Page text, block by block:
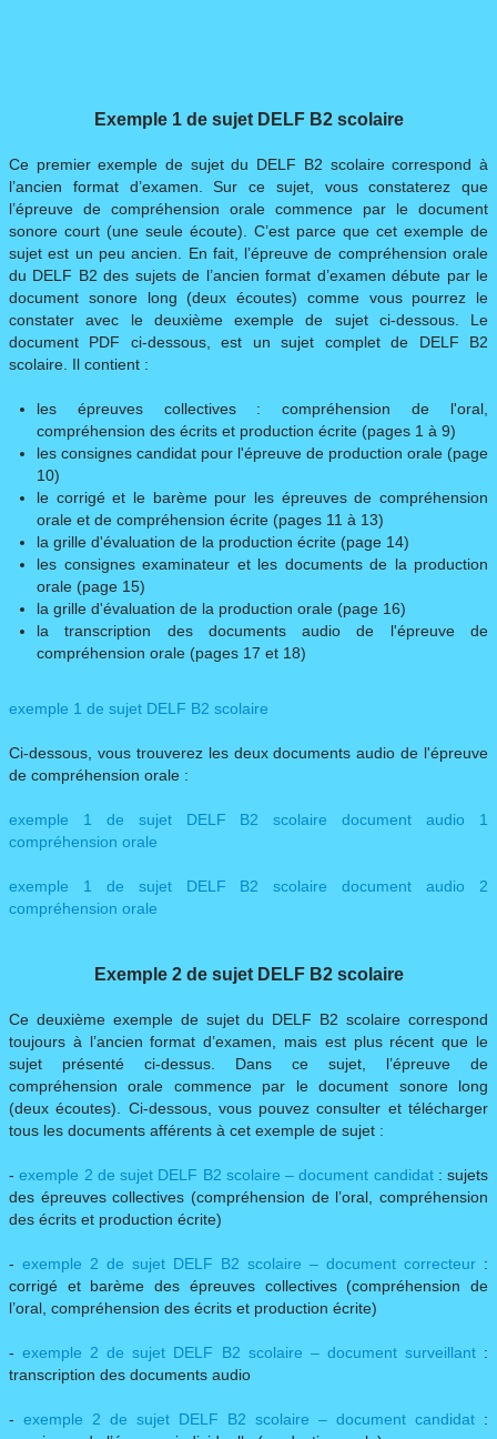
Exemple 1 de sujet DELF B2 scolaire
Ce premier exemple de sujet du DELF B2 scolaire correspond à
l’ancien format d’examen. Sur ce sujet, vous constaterez que
l’épreuve de compréhension orale commence par le document
sonore court (une seule écoute). C’est parce que cet exemple de
sujet est un peu ancien. En fait, l’épreuve de compréhension orale
du DELF B2 des sujets de l’ancien format d’examen débute par le
document sonore long (deux écoutes) comme vous pourrez le
constater avec le deuxième exemple de sujet ci-dessous. Le
document PDF ci-dessous, est un sujet complet de DELF B2
scolaire. Il contient :
les épreuves collectives : compréhension de l'oral,
compréhension des écrits et production écrite (pages 1 à 9)
les consignes candidat pour l'épreuve de production orale (page
10)
le corrigé et le barème pour les épreuves de compréhension
orale et de compréhension écrite (pages 11 à 13)
la grille d'évaluation de la production écrite (page 14)
les consignes examinateur et les documents de la production
orale (page 15)
la grille d'évaluation de la production orale (page 16)
la transcription des documents audio de l'épreuve de
compréhension orale (pages 17 et 18)
exemple 1 de sujet DELF B2 scolaire
Ci-dessous, vous trouverez les deux documents audio de l'épreuve
de compréhension orale :
exemple 1 de sujet DELF B2 scolaire document audio 1
compréhension orale
exemple 1 de sujet DELF B2 scolaire document audio 2
compréhension orale
Exemple 2 de sujet DELF B2 scolaire
Ce deuxième exemple de sujet du DELF B2 scolaire correspond
toujours à l’ancien format d’examen, mais est plus récent que le
sujet présenté ci-dessus. Dans ce sujet, l’épreuve de
compréhension orale commence par le document sonore long
(deux écoutes). Ci-dessous, vous pouvez consulter et télécharger
tous les documents afférents à cet exemple de sujet :
-exemple 2 de sujet DELF B2 scolaire – document candidat: sujets
des épreuves collectives (compréhension de l’oral, compréhension
des écrits et production écrite)
- exemple 2 de sujet DELF B2 scolaire – document correcteur :
corrigé et barème des épreuves collectives (compréhension de
l’oral, compréhension des écrits et production écrite)
-exemple 2 de sujet DELF B2 scolaire – document surveillant:
transcription des documents audio
- exemple 2 de sujet DELF B2 scolaire – document candidat :